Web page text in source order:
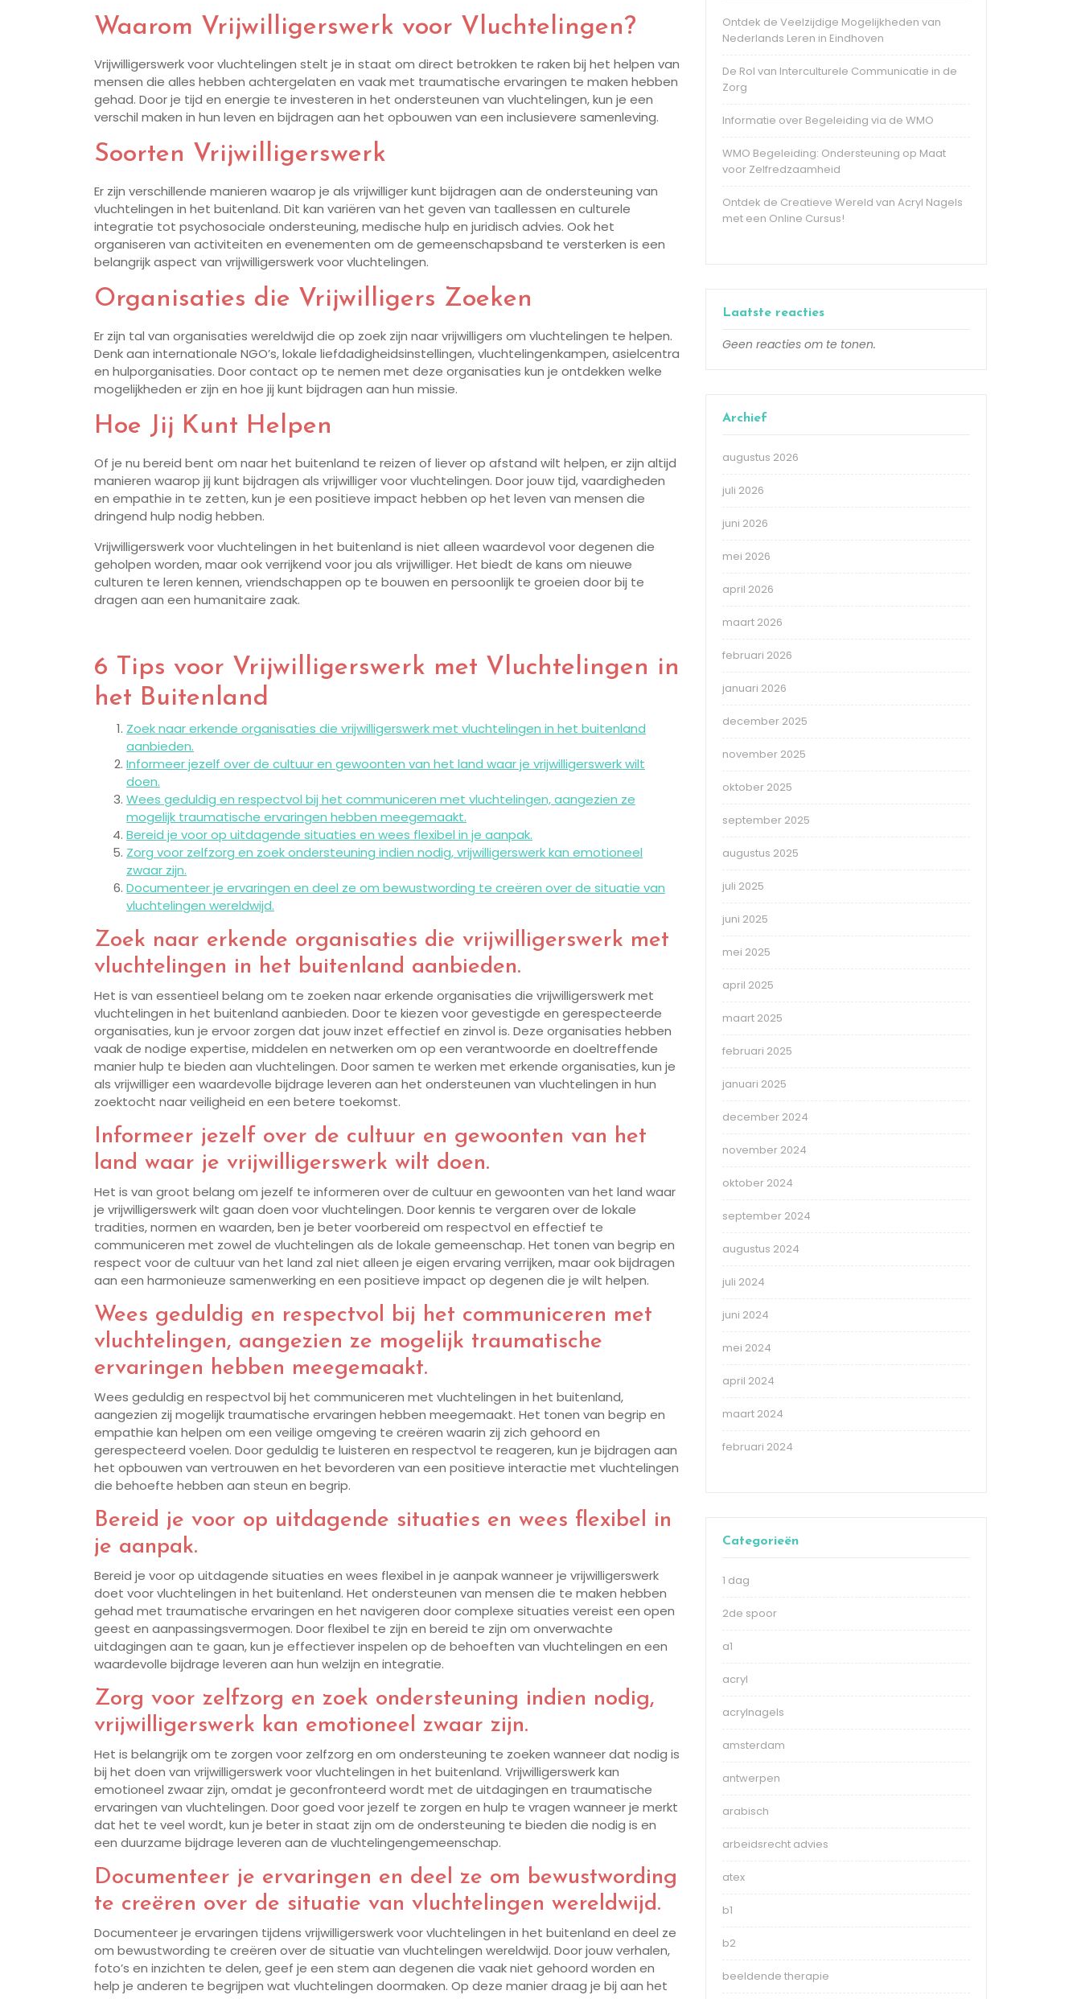
Waarom Vrijwilligerswerk voor Vluchtelingen?
Vrijwilligerswerk voor vluchtelingen stelt je in staat om direct betrokken te raken bij het helpen van
mensen die alles hebben achtergelaten en vaak met traumatische ervaringen te maken hebben
gehad. Door je tijd en energie te investeren in het ondersteunen van vluchtelingen, kun je een
verschil maken in hun leven en bijdragen aan het opbouwen van een inclusievere samenleving.
Soorten Vrijwilligerswerk
Er zijn verschillende manieren waarop je als vrijwilliger kunt bijdragen aan de ondersteuning van
vluchtelingen in het buitenland. Dit kan variëren van het geven van taallessen en culturele
integratie tot psychosociale ondersteuning, medische hulp en juridisch advies. Ook het
organiseren van activiteiten en evenementen om de gemeenschapsband te versterken is een
belangrijk aspect van vrijwilligerswerk voor vluchtelingen.
Organisaties die Vrijwilligers Zoeken
Er zijn tal van organisaties wereldwijd die op zoek zijn naar vrijwilligers om vluchtelingen te helpen.
Denk aan internationale NGO’s, lokale liefdadigheidsinstellingen, vluchtelingenkampen, asielcentra
en hulporganisaties. Door contact op te nemen met deze organisaties kun je ontdekken welke
mogelijkheden er zijn en hoe jij kunt bijdragen aan hun missie.
Hoe Jij Kunt Helpen
Of je nu bereid bent om naar het buitenland te reizen of liever op afstand wilt helpen, er zijn altijd
manieren waarop jij kunt bijdragen als vrijwilliger voor vluchtelingen. Door jouw tijd, vaardigheden
en empathie in te zetten, kun je een positieve impact hebben op het leven van mensen die
dringend hulp nodig hebben.
Vrijwilligerswerk voor vluchtelingen in het buitenland is niet alleen waardevol voor degenen die
geholpen worden, maar ook verrijkend voor jou als vrijwilliger. Het biedt de kans om nieuwe
culturen te leren kennen, vriendschappen op te bouwen en persoonlijk te groeien door bij te
dragen aan een humanitaire zaak.
6 Tips voor Vrijwilligerswerk met Vluchtelingen in
het Buitenland
Zoek naar erkende organisaties die vrijwilligerswerk met vluchtelingen in het buitenland
aanbieden.
Informeer jezelf over de cultuur en gewoonten van het land waar je vrijwilligerswerk wilt
doen.
Wees geduldig en respectvol bij het communiceren met vluchtelingen, aangezien ze
mogelijk traumatische ervaringen hebben meegemaakt.
Bereid je voor op uitdagende situaties en wees flexibel in je aanpak.
Zorg voor zelfzorg en zoek ondersteuning indien nodig, vrijwilligerswerk kan emotioneel
zwaar zijn.
Documenteer je ervaringen en deel ze om bewustwording te creëren over de situatie van
vluchtelingen wereldwijd.
Zoek naar erkende organisaties die vrijwilligerswerk met
vluchtelingen in het buitenland aanbieden.
Het is van essentieel belang om te zoeken naar erkende organisaties die vrijwilligerswerk met
vluchtelingen in het buitenland aanbieden. Door te kiezen voor gevestigde en gerespecteerde
organisaties, kun je ervoor zorgen dat jouw inzet effectief en zinvol is. Deze organisaties hebben
vaak de nodige expertise, middelen en netwerken om op een verantwoorde en doeltreffende
manier hulp te bieden aan vluchtelingen. Door samen te werken met erkende organisaties, kun je
als vrijwilliger een waardevolle bijdrage leveren aan het ondersteunen van vluchtelingen in hun
zoektocht naar veiligheid en een betere toekomst.
Informeer jezelf over de cultuur en gewoonten van het
land waar je vrijwilligerswerk wilt doen.
Het is van groot belang om jezelf te informeren over de cultuur en gewoonten van het land waar
je vrijwilligerswerk wilt gaan doen voor vluchtelingen. Door kennis te vergaren over de lokale
tradities, normen en waarden, ben je beter voorbereid om respectvol en effectief te
communiceren met zowel de vluchtelingen als de lokale gemeenschap. Het tonen van begrip en
respect voor de cultuur van het land zal niet alleen je eigen ervaring verrijken, maar ook bijdragen
aan een harmonieuze samenwerking en een positieve impact op degenen die je wilt helpen.
Wees geduldig en respectvol bij het communiceren met
vluchtelingen, aangezien ze mogelijk traumatische
ervaringen hebben meegemaakt.
Wees geduldig en respectvol bij het communiceren met vluchtelingen in het buitenland,
aangezien zij mogelijk traumatische ervaringen hebben meegemaakt. Het tonen van begrip en
empathie kan helpen om een veilige omgeving te creëren waarin zij zich gehoord en
gerespecteerd voelen. Door geduldig te luisteren en respectvol te reageren, kun je bijdragen aan
het opbouwen van vertrouwen en het bevorderen van een positieve interactie met vluchtelingen
die behoefte hebben aan steun en begrip.
Bereid je voor op uitdagende situaties en wees flexibel in
je aanpak.
Bereid je voor op uitdagende situaties en wees flexibel in je aanpak wanneer je vrijwilligerswerk
doet voor vluchtelingen in het buitenland. Het ondersteunen van mensen die te maken hebben
gehad met traumatische ervaringen en het navigeren door complexe situaties vereist een open
geest en aanpassingsvermogen. Door flexibel te zijn en bereid te zijn om onverwachte
uitdagingen aan te gaan, kun je effectiever inspelen op de behoeften van vluchtelingen en een
waardevolle bijdrage leveren aan hun welzijn en integratie.
Zorg voor zelfzorg en zoek ondersteuning indien nodig,
vrijwilligerswerk kan emotioneel zwaar zijn.
Het is belangrijk om te zorgen voor zelfzorg en om ondersteuning te zoeken wanneer dat nodig is
bij het doen van vrijwilligerswerk voor vluchtelingen in het buitenland. Vrijwilligerswerk kan
emotioneel zwaar zijn, omdat je geconfronteerd wordt met de uitdagingen en traumatische
ervaringen van vluchtelingen. Door goed voor jezelf te zorgen en hulp te vragen wanneer je merkt
dat het te veel wordt, kun je beter in staat zijn om de ondersteuning te bieden die nodig is en
een duurzame bijdrage leveren aan de vluchtelingengemeenschap.
Documenteer je ervaringen en deel ze om bewustwording
te creëren over de situatie van vluchtelingen wereldwijd.
Documenteer je ervaringen tijdens vrijwilligerswerk voor vluchtelingen in het buitenland en deel ze
om bewustwording te creëren over de situatie van vluchtelingen wereldwijd. Door jouw verhalen,
foto’s en inzichten te delen, geef je een stem aan degenen die vaak niet gehoord worden en
help je anderen te begrijpen wat vluchtelingen doormaken. Op deze manier draag je bij aan het
Ontdek de Veelzijdige Mogelijkheden van
Nederlands Leren in Eindhoven
De Rol van Interculturele Communicatie in de
Zorg
Informatie over Begeleiding via de WMO
WMO Begeleiding: Ondersteuning op Maat
voor Zelfredzaamheid
Ontdek de Creatieve Wereld van Acryl Nagels
met een Online Cursus!
Laatste reacties
Geen reacties om te tonen.
Archief
augustus 2026
juli 2026
juni 2026
mei 2026
april 2026
maart 2026
februari 2026
januari 2026
december 2025
november 2025
oktober 2025
september 2025
augustus 2025
juli 2025
juni 2025
mei 2025
april 2025
maart 2025
februari 2025
januari 2025
december 2024
november 2024
oktober 2024
september 2024
augustus 2024
juli 2024
juni 2024
mei 2024
april 2024
maart 2024
februari 2024
Categorieën
1 dag
2de spoor
a1
acryl
acrylnagels
amsterdam
antwerpen
arabisch
arbeidsrecht advies
atex
b1
b2
beeldende therapie